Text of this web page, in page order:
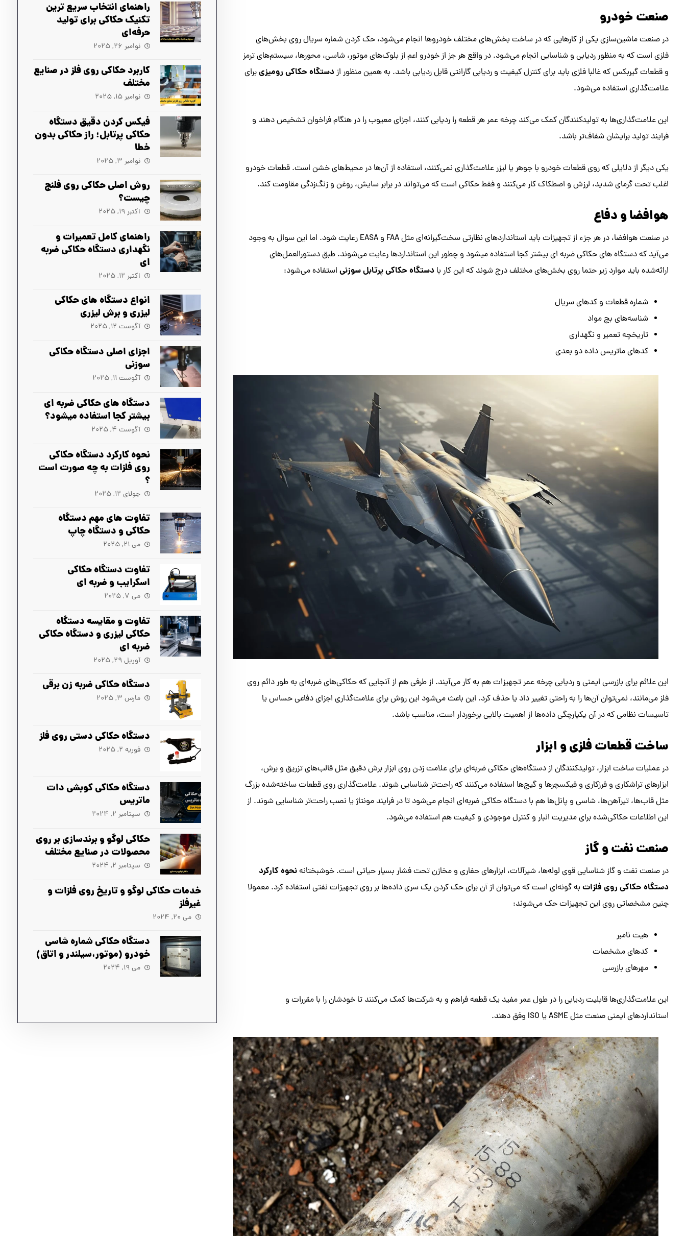
صنعت خودرو
در صنعت ماشین‌سازی یکی از کارهایی که در ساخت بخش‌های مختلف خودروها انجام می‌شود، حک کردن شماره سریال روی بخش‌های
فلزی است که به منظور ردیابی و شناسایی انجام می‌شود. در واقع هر جز از خودرو اعم از بلوک‌های موتور، شاسی، محورها، سیستم‌های ترمز
و قطعات گیربکس که غالبا فلزی باید برای کنترل کیفیت و ردیابی گارانتی قابل ردیابی باشد. به همین منظور از دستگاه حکاکی رومیزیبرای
علامت‌گذاری استفاده می‌شود.
این علامت‌گذاری‌ها به تولیدکنندگان کمک می‌کند چرخه عمر هر قطعه را ردیابی کنند، اجزای معیوب را در هنگام فراخوان تشخیص دهند و
فرایند تولید برایشان شفاف‌تر باشد.
یکی دیگر از دلایلی که روی قطعات خودرو با جوهر یا لیزر علامت‌گذاری نمی‌کنند، استفاده از آن‌ها در محیط‌های خشن است. قطعات خودرو
اغلب تحت گرمای شدید، لرزش و اصطکاک کار می‌کنند و فقط حکاکی است که می‌تواند در برابر سایش، روغن و زنگ‌زدگی مقاومت ‌کند.
هوافضا و دفاع
در صنعت هوافضا، در هر جزء از تجهیزات باید استانداردهای نظارتی سخت‌گیرانه‌ای مثل FAA و EASA رعایت شود. اما این سوال به وجود
می‌آید که دستگاه های حکاکی ضربه ای بیشتر کجا استفاده میشود و چطور این استانداردها رعایت می‌شوند. طبق دستورالعمل‌های
ارائه‌شده باید موارد زیر حتما روی بخش‌های مختلف درج شوند که این کار با دستگاه حکاکی پرتابل سوزنیاستفاده می‌شود:
شماره قطعات و کدهای سریال
شناسه‌های بچ مواد
تاریخچه تعمیر و نگهداری
کدهای ماتریس داده دو بعدی
این علائم برای بازرسی ایمنی و ردیابی چرخه عمر تجهیزات هم به کار می‌آیند. از طرفی هم از آنجایی که حکاکی‌های ضربه‌ای به طور دائم روی
فلز می‌مانند، نمی‌توان آن‌ها را به راحتی تغییر داد یا حذف کرد. این باعث می‌شود این روش برای علامت‌گذاری اجزای دفاعی حساس یا
تاسیسات نظامی که در آن یکپارچگی داده‌ها از اهمیت بالایی برخوردار است، مناسب باشد.
ساخت قطعات فلزی و ابزار
در عملیات ساخت ابزار، تولیدکنندگان از دستگاه‌های حکاکی ضربه‌ای برای علامت زدن روی ابزار برش دقیق مثل قالب‌های تزریق و برش،
ابزارهای تراشکاری و فرزکاری و فیکسچرها و گیج‌ها استفاده می‌کنند که راحت‌تر شناسایی شوند. علامت‌گذاری روی قطعات ساخته‌شده بزرگ
مثل قاب‌ها، تیر‌آهن‌ها، شاسی و پانل‌ها هم با دستگاه حکاکی ضربه‌ای انجام می‌شود تا در فرایند مونتاژ یا نصب راحت‌تر شناسایی شوند. از
این اطلاعات حکاکی‌شده برای مدیریت انبار و کنترل موجودی و کیفیت هم استفاده می‌شود.
صنعت نفت و گاز
در صنعت نفت و گاز شناسایی قوی لوله‌ها، شیرآلات، ابزارهای حفاری و مخازن تحت فشار بسیار حیاتی است. خوشبختانهنحوه کارکرد
دستگاه حکاکی روی فلزاتبه گونه‌ای است که می‌توان از آن برای حک کردن یک سری داده‌ها بر روی تجهیزات نفتی استفاده کرد. معمولا
چنین مشخصاتی روی این تجهیزات حک می‌شوند:
هیت نامبر
کدهای مشخصات
مهرهای بازرسی
این علامت‌گذاری‌ها قابلیت ردیابی را در طول عمر مفید یک قطعه فراهم و به شرکت‌ها کمک می‌کنند تا خودشان را با مقررات و
استانداردهای ایمنی صنعت مثل ASME یا ISO وفق دهند.
راهنمای انتخاب سریع‌ ترین
تکنیک حکاکی برای تولید
حرفه‌ای
نوامبر ۲۶, ۲۰۲۵
کاربرد حکاکی روی فلز در صنایع
مختلف
نوامبر ۱۵, ۲۰۲۵
فیکس کردن دقیق دستگاه
حکاکی پرتابل؛ راز حکاکی بدون
خطا
نوامبر ۳, ۲۰۲۵
روش اصلی حکاکی روی فلنج
چیست؟
اکتبر ۱۹, ۲۰۲۵
راهنمای کامل تعمیرات و
نگهداری دستگاه حکاکی ضربه‌
ای
اکتبر ۱۲, ۲۰۲۵
انواع دستگاه های حکاکی
لیزری و برش لیزری
آگوست ۱۲, ۲۰۲۵
اجزای اصلی دستگاه حکاکی
سوزنی
آگوست ۱۱, ۲۰۲۵
دستگاه های حکاکی ضربه ‌ای
بیشتر کجا استفاده میشود؟
آگوست ۴, ۲۰۲۵
نحوه کارکرد دستگاه حکاکی
روی فلزات به چه صورت است
؟
جولای ۱۲, ۲۰۲۵
تفاوت های مهم دستگاه
حکاکی و دستگاه چاپ
می ۲۱, ۲۰۲۵
تفاوت دستگاه حکاکی
اسکرایب و ضربه ای
می ۷, ۲۰۲۵
تفاوت و مقایسه دستگاه
حکاکی لیزری و دستگاه حکاکی
ضربه ای
آوریل ۲۹, ۲۰۲۵
دستگاه حکاکی ضربه زن برقی
مارس ۳, ۲۰۲۵
دستگاه حکاکی دستی روی فلز
فوریه ۲, ۲۰۲۵
دستگاه‌ حکاکی کوبشی دات
ماتریس
سپتامبر ۲, ۲۰۲۴
حکاکی لوگو و برندسازی بر روی
محصولات در صنایع مختلف
سپتامبر ۲, ۲۰۲۴
خدمات حکاکی لوگو و تاریخ روی فلزات و
غیرفلز
می ۲۰, ۲۰۲۴
دستگاه حکاکی شماره شاسی
خودرو (موتور،سیلندر و اتاق)
می ۱۹, ۲۰۲۴